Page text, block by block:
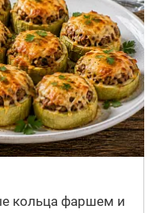
кольца фаршем и